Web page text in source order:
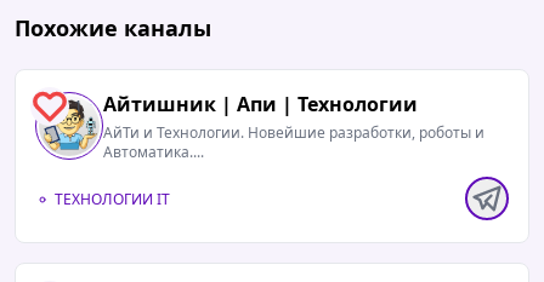
Похожие каналы
1 Айтишник | Апи | Технологии
АйТи и Технологии. Новейшие разработки, роботы и
Автоматика....
ТЕХНОЛОГИИ IT